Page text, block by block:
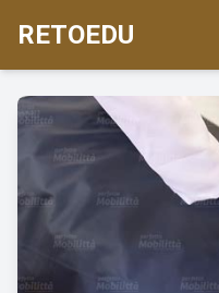
RETOEDU